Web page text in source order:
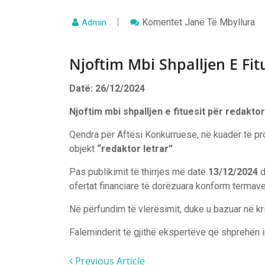
Admin Komentet Te
E
Fituesit
Janë Të Mbyllura
Njoftim Mbi Shpalljen E
Datë: 26/12/2024
Njoftim mbi shpalljen e fituesit për
Qendra për Aftësi Konkurruese, në kuadër të
objekt “redaktor letrar”.
Pas publikimit të thirrjes më datë 13/12/2024
ofertat financiare të dorëzuara konform
Në përfundim të vlerësimit, duke u bazuar në
Faleminderit të gjithë ekspertëve që shprehën
Previous Article